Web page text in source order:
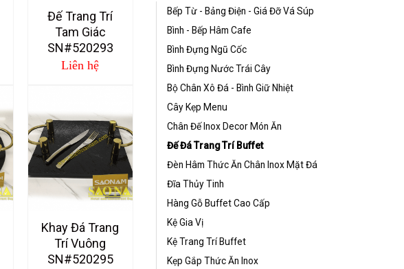
Đế Trang Trí
Tam Giác
SN#520293
Liên hệ
Khay Đá Trang
Trí Vuông
SN#520295
Bếp Từ - Bảng Điện - Giá Đỡ Vá Súp
Bình - Bếp Hâm Cafe
Bình Đựng Ngũ Cốc
Bình Đựng Nước Trái Cây
Bộ Chân Xô Đá - Bình Giữ Nhiệt
Cây Kẹp Menu
Chân Đế Inox Decor Món Ăn
Đế Đá Trang Trí Buffet
Đèn Hâm Thức Ăn Chân Inox Mặt Đá
Đĩa Thủy Tinh
Hàng Gỗ Buffet Cao Cấp
Kệ Gia Vị
Kệ Trang Trí Buffet
Kẹp Gắp Thức Ăn Inox